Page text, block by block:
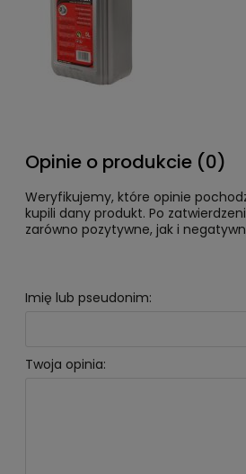
Opinie o produkcie (0)
Weryfikujemy, które opinie
kupili dany produkt. Po
zarówno pozytywne, jak i
Imię lub pseudonim:
Twoja opinia: